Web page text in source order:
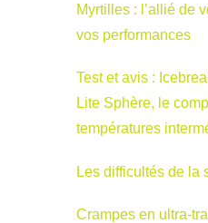
Myrtilles : l’allié de
vos performances
Test et avis :
Lite Sphère, le
températures
Les difficultés de la
Crampes en ultra-